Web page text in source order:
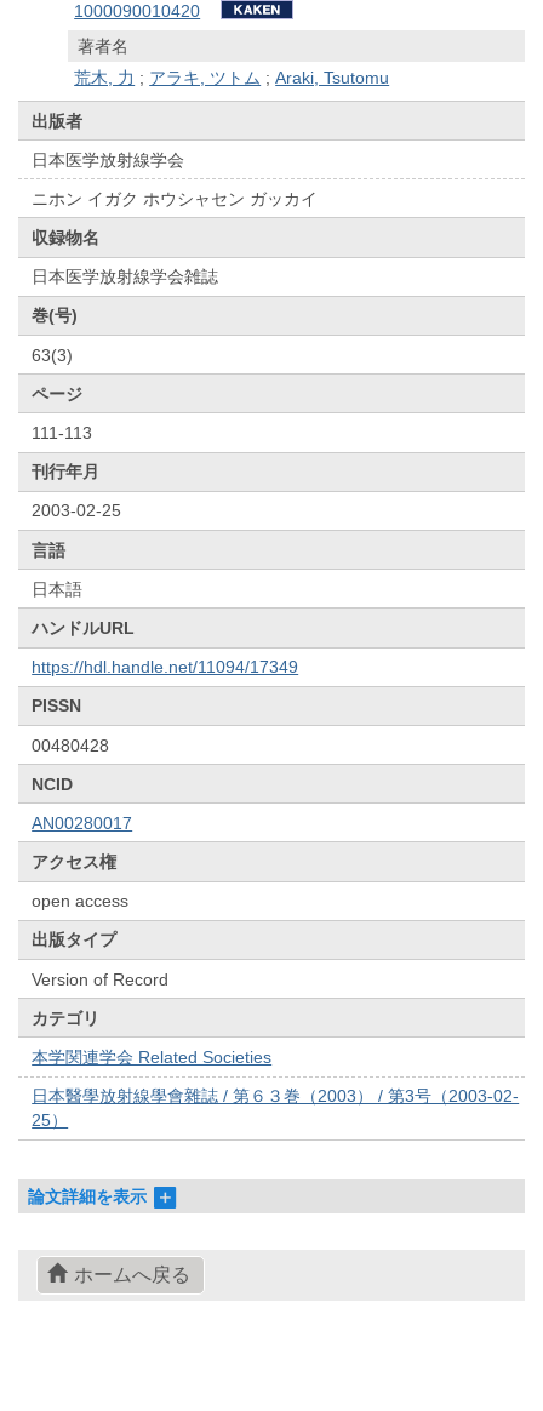
1000090010420
著者名
荒木, 力 ; アラキ, ツトム ;Araki, Tsutomu
出版者
日本医学放射線学会
ニホン イガク ホウシャセン ガッカイ
収録物名
日本医学放射線学会雑誌
巻(号)
63(3)
ページ
111-113
刊行年月
2003-02-25
言語
日本語
ハンドルURL
https://hdl.handle.net/11094/17349
PISSN
00480428
NCID
AN00280017
アクセス権
open access
出版タイプ
Version of Record
カテゴリ
本学関連学会 Related Societies
日本醫學放射線學會雜誌 / 第６３巻（2003） / 第3号（2003-02-
25）
論文詳細を表示
ホームへ戻る